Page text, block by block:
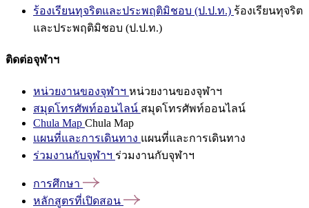
ร้องเรียนทุจริตและประพฤติมิชอบ (ป.ป.ท.) ร้องเรียนทุจริต
และประพฤติมิชอบ (ป.ป.ท.)
ติดต่อจุฬาฯ
หน่วยงานของจุฬาฯ หน่วยงานของจุฬาฯ
สมุดโทรศัพท์ออนไลน์ สมุดโทรศัพท์ออนไลน์
Chula Map Chula Map
แผนที่และการเดินทาง แผนที่และการเดินทาง
ร่วมงานกับจุฬาฯ ร่วมงานกับจุฬาฯ
การศึกษา
หลักสูตรที่เปิดสอน